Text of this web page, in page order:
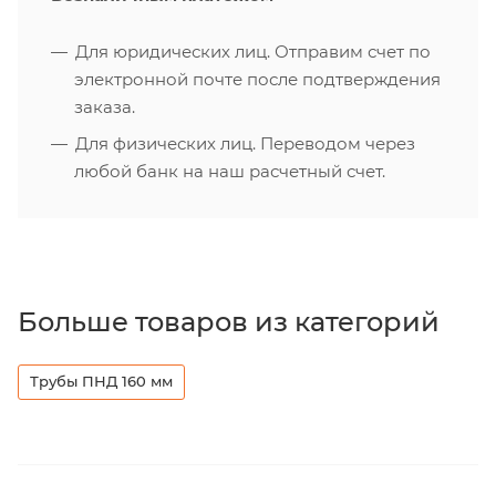
Для юридических лиц. Отправим счет по
электронной почте после подтверждения
заказа.
Для физических лиц. Переводом через
любой банк на наш расчетный счет.
Больше товаров из категорий
Трубы ПНД 160 мм